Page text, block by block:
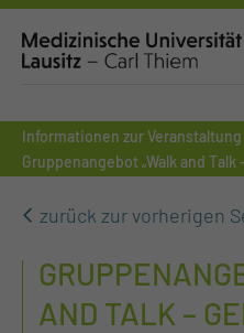
Informationen zur Veranstaltung
Gruppenangebot „Walk and
zurück zur vorherigen
AND TALK –